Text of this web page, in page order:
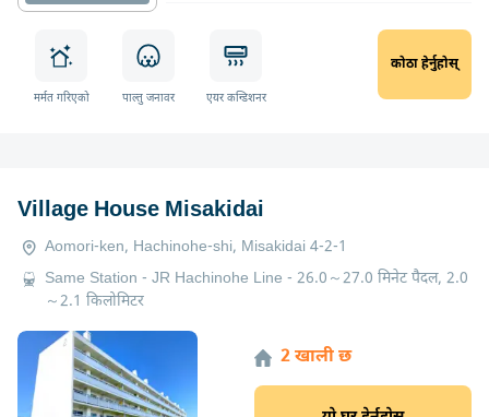
मर्मत गरिएको पाल्तु जनावर एयर कन्डिशनर
कोठा हेर्नुहोस्
Village House Misakidai
Aomori-ken, Hachinohe-shi, Misakidai 4-2-1
Same Station - JR Hachinohe Line - 26.0～27.0 मिनेट पैदल, 2.0
～2.1 किलोमिटर
2 खाली छ